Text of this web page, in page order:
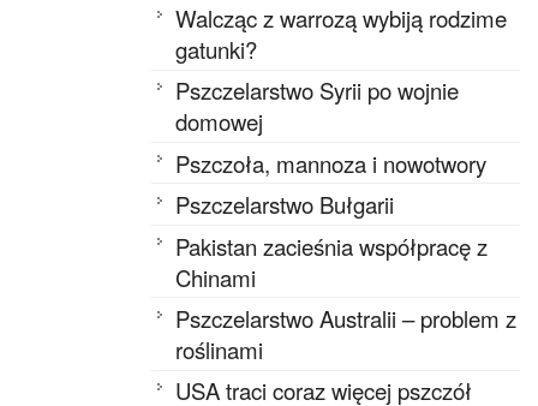
Walcząc z warrozą wybiją rodzime
gatunki?
Pszczelarstwo Syrii po wojnie
domowej
Pszczoła, mannoza i nowotwory
Pszczelarstwo Bułgarii
Pakistan zacieśnia współpracę z
Chinami
Pszczelarstwo Australii – problem z
roślinami
USA traci coraz więcej pszczół